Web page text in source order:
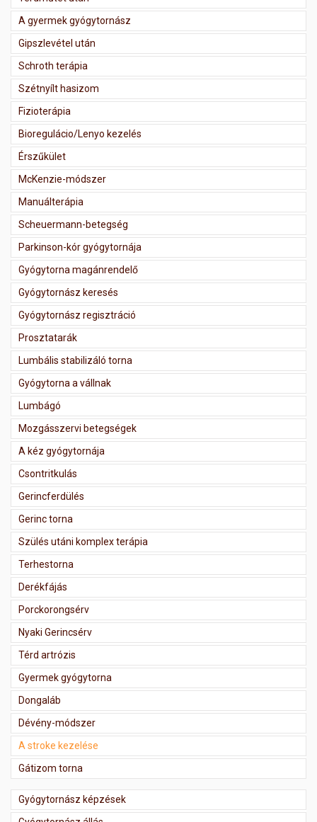
A gyermek gyógytornász
Gipszlevétel után
Schroth terápia
Szétnyílt hasizom
Fizioterápia
Bioregulácio/Lenyo kezelés
Érszűkület
McKenzie-módszer
Manuálterápia
Scheuermann-betegség
Parkinson-kór gyógytornája
Gyógytorna magánrendelő
Gyógytornász keresés
Gyógytornász regisztráció
Prosztatarák
Lumbális stabilizáló torna
Gyógytorna a vállnak
Lumbágó
Mozgásszervi betegségek
A kéz gyógytornája
Csontritkulás
Gerincferdülés
Gerinc torna
Szülés utáni komplex terápia
Terhestorna
Derékfájás
Porckorongsérv
Nyaki Gerincsérv
Térd artrózis
Gyermek gyógytorna
Dongaláb
Dévény-módszer
A stroke kezelése
Gátizom torna
Gyógytornász képzések